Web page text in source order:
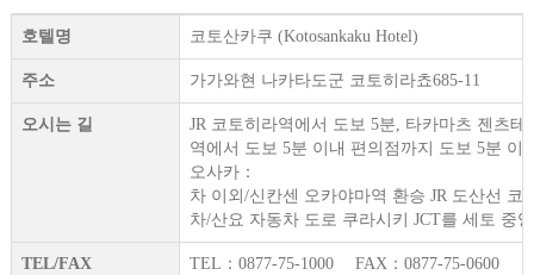
호텔명 코토산카쿠 (Kotosankaku Hotel)
주소 가가와현 나카타도군 코토히라쵸685-11
오시는 길
JR 코토히라역에서 도보 5분, 타카마츠 젠츠
역에서 도보 5분 이내 편의점까지 도보 5분 이
오사카：
차 이외/신칸센 오카야마역 환승 JR 도산선 코
차/산요 자동차 도로 쿠라시키 JCT를 세토 중
TEL/FAX TEL：0877-75-1000 FAX：0877-75-0600